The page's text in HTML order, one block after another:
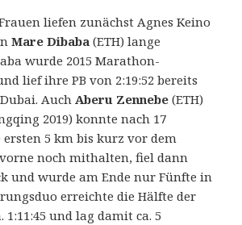
liefen zunächst Agnes Keino
Mare Dibaba (ETH) lange
wurde 2015 Marathon-
lief ihre PB von 2:19:52 bereits
AuchAberu Zennebe (ETH)
2019) konnte nach 17
5 km bis kurz vor dem
noch mithalten, fiel dann
und wurde am Ende nur Fünfte in
erreichte die Hälfte der
1:11:45 und lag damit ca. 5